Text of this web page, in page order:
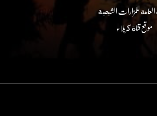
العامة للمزارات الشيعية
موقع قناة كربلاء